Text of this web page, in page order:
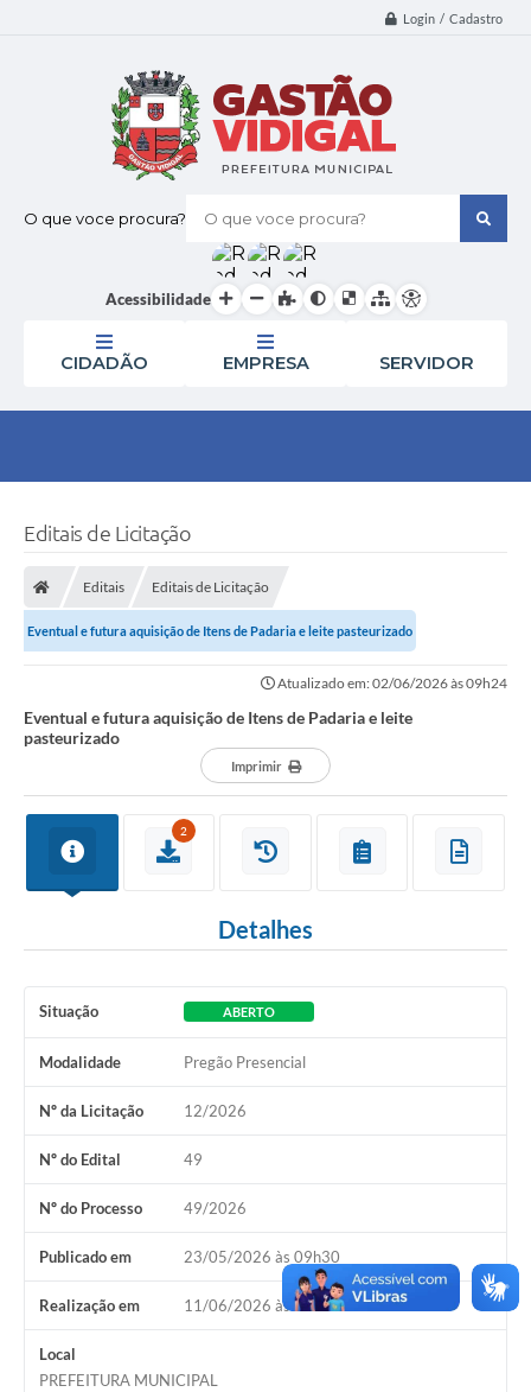
Login / Cadastro
O que voce procura?
Acessibilidade
CIDADÃO EMPRESA SERVIDOR
Editais de Licitação
Editais Editais de Licitação
Eventual e futura aquisição de Itens de Padaria e leite pasteurizado
Atualizado em: 02/06/2026 às 09h24
Eventual e futura aquisição de Itens de Padaria e leite
pasteurizado
Imprimir
2
Detalhes
Situação ABERTO
Modalidade Pregão Presencial
Nº da Licitação 12/2026
Nº do Edital 49
Nº do Processo 49/2026
Publicado em 23/05/2026 às 09h30
Realização em 11/06/2026 às 09h00
Local
PREFEITURA MUNICIPAL